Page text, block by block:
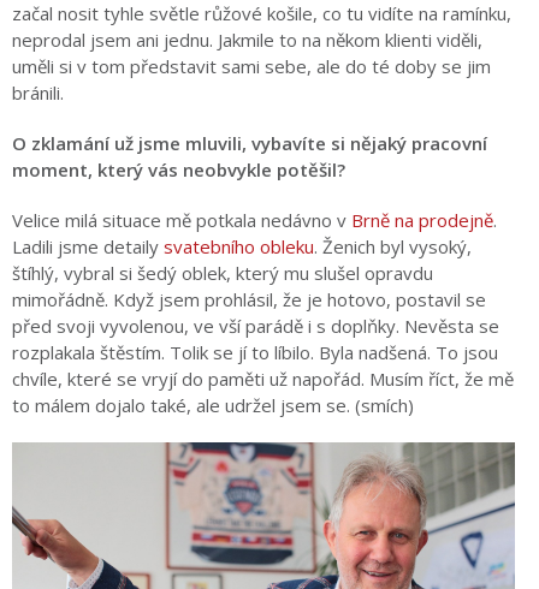
začal nosit tyhle světle růžové košile, co tu vidíte na ramínku,
neprodal jsem ani jednu. Jakmile to na někom klienti viděli,
uměli si v tom představit sami sebe, ale do té doby se jim
bránili.
O zklamání už jsme mluvili, vybavíte si nějaký pracovní
moment, který vás neobvykle potěšil?
Velice milá situace mě potkala nedávno v Brně na prodejně.
Ladili jsme detaily svatebního obleku. Ženich byl vysoký,
štíhlý, vybral si šedý oblek, který mu slušel opravdu
mimořádně. Když jsem prohlásil, že je hotovo, postavil se
před svoji vyvolenou, ve vší parádě i s doplňky. Nevěsta se
rozplakala štěstím. Tolik se jí to líbilo. Byla nadšená. To jsou
chvíle, které se vryjí do paměti už napořád. Musím říct, že mě
to málem dojalo také, ale udržel jsem se. (smích)